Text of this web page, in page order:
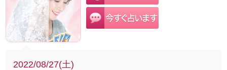
2022/08/27(土)